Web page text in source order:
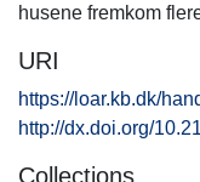
husene fremkom
URI
https://loar.kb.dk/
http://dx.doi.org/
Collections